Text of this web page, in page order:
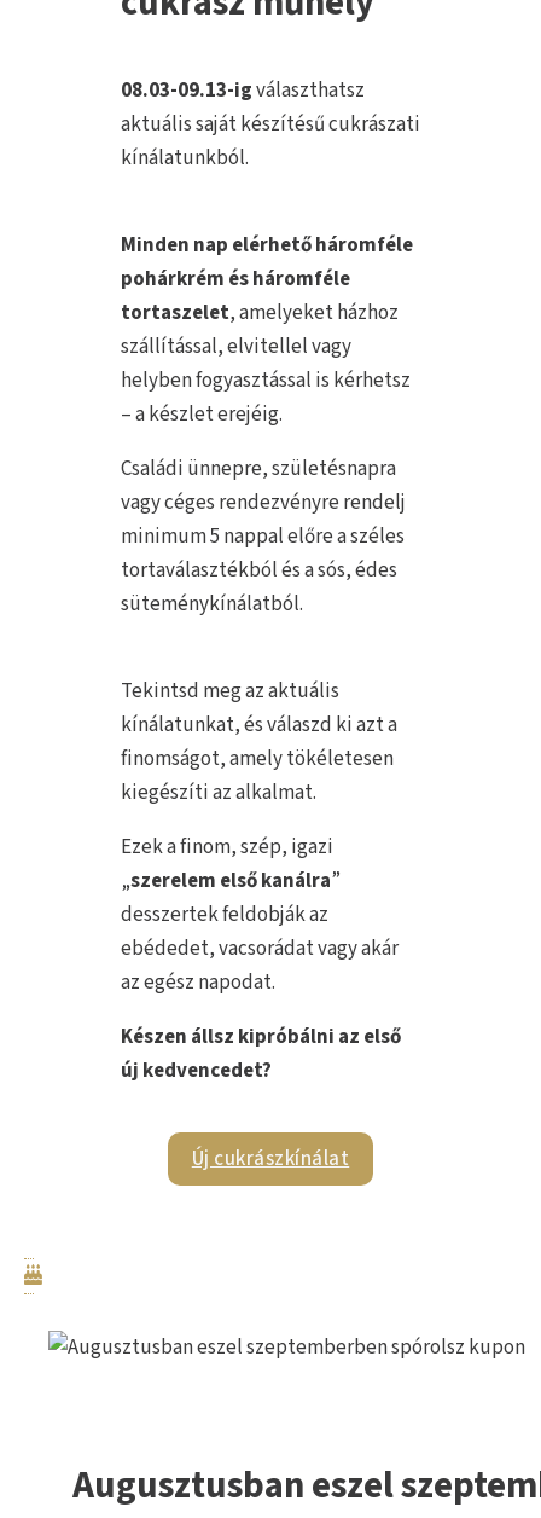
08.03-09.13-igválaszthatsz
aktuális saját készítésű cukrászati
kínálatunkból.
Minden nap elérhető háromféle
pohárkrém és háromféle
tortaszelet, amelyeket házhoz
szállítással, elvitellel vagy
helyben fogyasztással is kérhetsz
– a készlet erejéig.
Családi ünnepre, születésnapra
vagy céges rendezvényre rendelj
minimum 5 nappal előre a széles
tortaválasztékból és a sós, édes
süteménykínálatból.
Tekintsd meg az aktuális
kínálatunkat, és válaszd ki azt a
finomságot, amely tökéletesen
kiegészíti az alkalmat.
Ezek a finom, szép, igazi
„szerelem első kanálra”
desszertek feldobják az
ebédedet, vacsorádat vagy akár
az egész napodat.
Készen állsz kipróbálni az első
új kedvencedet?
Új cukrászkínálat
Augusztusban eszel